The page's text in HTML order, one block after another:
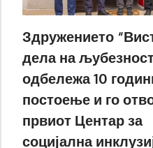
Здружението
дела на
одбележа 10
постоење и го
првиот Центар за
социјална